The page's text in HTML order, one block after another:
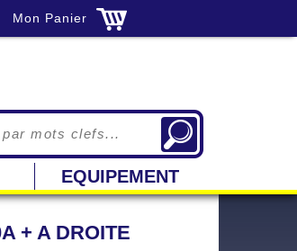
Mon Panier
EQUIPEMENT
+ A DROITE